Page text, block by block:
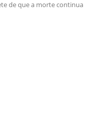
de que a morte continua